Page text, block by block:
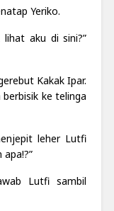
Yeriko.
aku di sini?”
Kakak Ipar.
ke telinga
leher Lutfi
Lutfi sambil